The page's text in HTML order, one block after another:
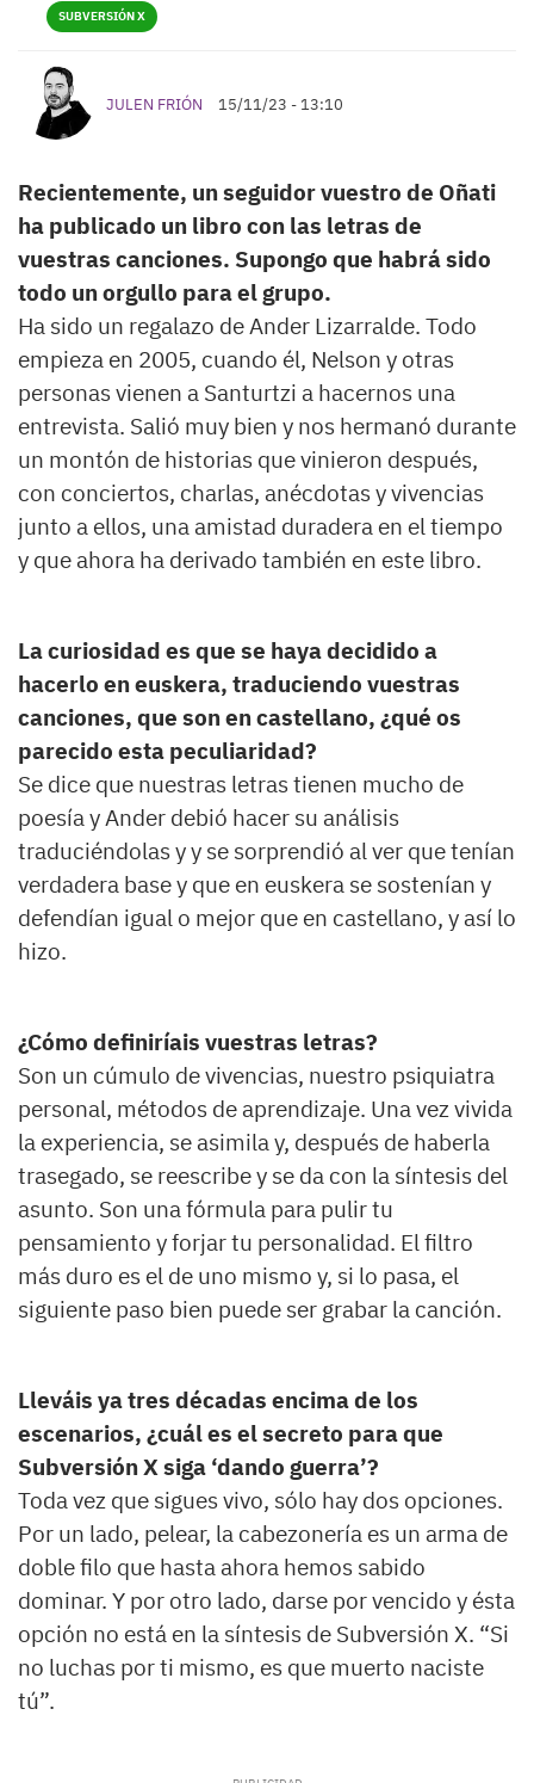
SUBVERSIÓN X
JULEN FRIÓN 15/11/23 - 13:10
Recientemente, un seguidor vuestro de Oñati
ha publicado un libro con las letras de
vuestras canciones. Supongo que habrá sido
todo un orgullo para el grupo.
Ha sido un regalazo de Ander Lizarralde. Todo
empieza en 2005, cuando él, Nelson y otras
personas vienen a Santurtzi a hacernos una
entrevista. Salió muy bien y nos hermanó durante
un montón de historias que vinieron después,
con conciertos, charlas, anécdotas y vivencias
junto a ellos, una amistad duradera en el tiempo
y que ahora ha derivado también en este libro.
La curiosidad es que se haya decidido a
hacerlo en euskera, traduciendo vuestras
canciones, que son en castellano, ¿qué os
parecido esta peculiaridad?
Se dice que nuestras letras tienen mucho de
poesía y Ander debió hacer su análisis
traduciéndolas y y se sorprendió al ver que tenían
verdadera base y que en euskera se sostenían y
defendían igual o mejor que en castellano, y así lo
hizo.
¿Cómo definiríais vuestras letras?
Son un cúmulo de vivencias, nuestro psiquiatra
personal, métodos de aprendizaje. Una vez vivida
la experiencia, se asimila y, después de haberla
trasegado, se reescribe y se da con la síntesis del
asunto. Son una fórmula para pulir tu
pensamiento y forjar tu personalidad. El filtro
más duro es el de uno mismo y, si lo pasa, el
siguiente paso bien puede ser grabar la canción.
Lleváis ya tres décadas encima de los
escenarios, ¿cuál es el secreto para que
Subversión X siga ‘dando guerra’?
Toda vez que sigues vivo, sólo hay dos opciones.
Por un lado, pelear, la cabezonería es un arma de
doble filo que hasta ahora hemos sabido
dominar. Y por otro lado, darse por vencido y ésta
opción no está en la síntesis de Subversión X. “Si
no luchas por ti mismo, es que muerto naciste
tú”.